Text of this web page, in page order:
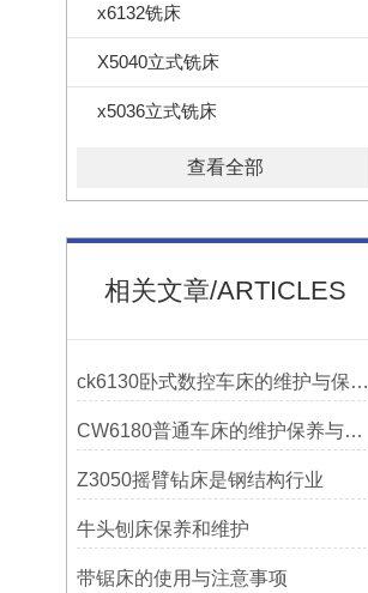
x6132铣床
X5040立式铣床
x5036立式铣床
查看全部
相关文章/ARTICLES
ck6130卧式数控车床的维护与保养策略
CW6180普通车床的维护保养与延长使用寿命技巧说明
Z3050摇臂钻床是钢结构行业
牛头刨床保养和维护
带锯床的使用与注意事项